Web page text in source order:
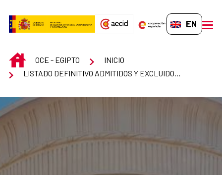
EN-GB
INICIOOCE - EGIPTO
INICIO